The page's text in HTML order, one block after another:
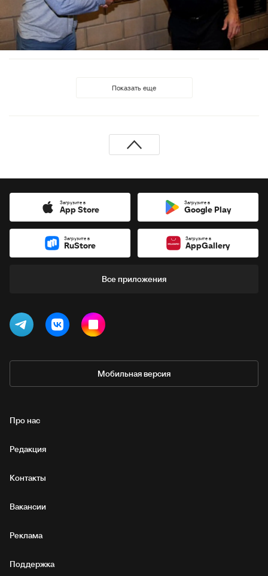
Показать еще
Загрузите в
App Store
Загрузите в
Google Play
Загрузите в
RuStore
Загрузите в
AppGallery
Все приложения
Мобильная версия
Про нас
Редакция
Контакты
Вакансии
Реклама
Поддержка